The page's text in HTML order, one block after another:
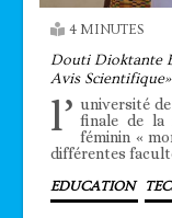
4 MINUTES
Douti Dioktante
Avis
l’ université
finale de la
féminin «
différentes
EDUCATION